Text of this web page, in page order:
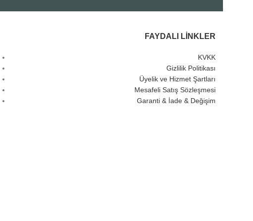
FAYDALI LINKLER
KVKK
Gizlilik Politikası
Üyelik ve Hizmet Şartları
Mesafeli Satış Sözleşmesi
Garanti & İade & Değişim